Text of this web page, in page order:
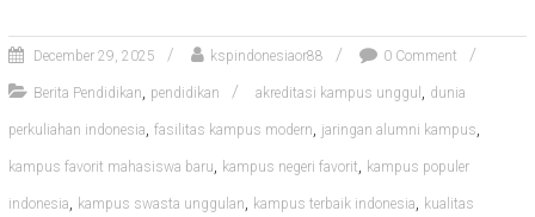
December 29, 2025 kspindonesiaor88 0 Comment
Berita Pendidikan, pendidikan akreditasi kampus unggul , dunia
perkuliahan indonesia, fasilitas kampus modern, jaringan alumni kampus,
kampus favorit mahasiswa baru, kampus negeri favorit, kampus populer
indonesia, kampus swasta unggulan, kampus terbaik indonesia, kualitas